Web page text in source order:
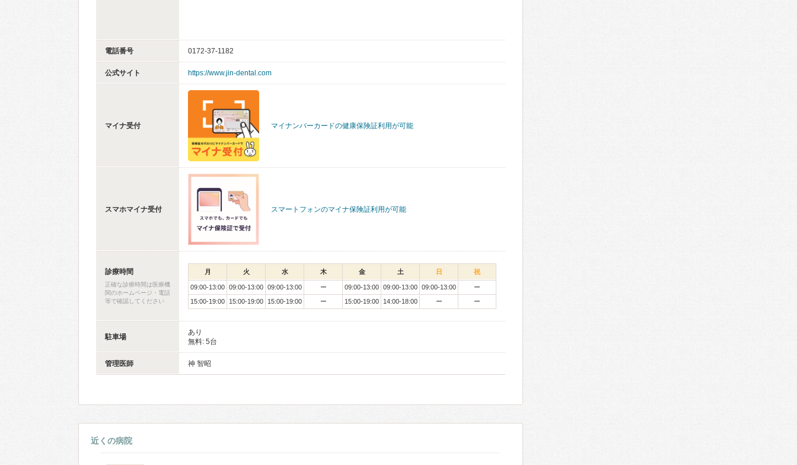
電話番号 0172-37-1182
公式サイト https://www.jin-dental.com
マイナ受付 マイナンバーカードの健康保険証利用が可能
スマホマイナ受付 スマートフォンのマイナ保険証利用が可能
診療時間
正確な診療時間は医療機
関のホームページ・電話
等で確認してください
月 火 水 木 金 土 日 祝
09:00-13:00 09:00-13:00 09:00-13:00 ー 09:00-13:00 09:00-13:00 09:00-13:00
ー
15:00-19:00
15:00-19:00 15:00-19:00 ー 15:00-19:00 14:00-18:00 ー ー
駐車場
あり
無料: 5台
管理医師 神 智昭
近くの病院